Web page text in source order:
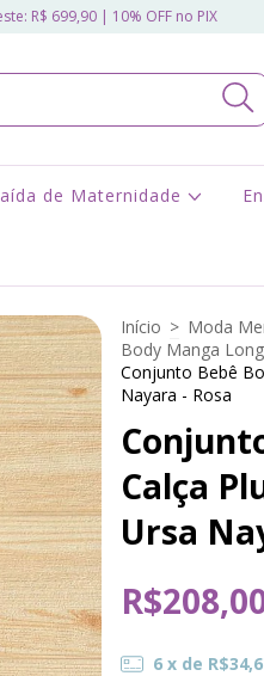
R$ 699,90 | 10% OFF no PIX
de Maternidade
Início > Moda
Body Manga
Conjunto Bebê
Nayara - Rosa
Calça
Ursa
6 x de